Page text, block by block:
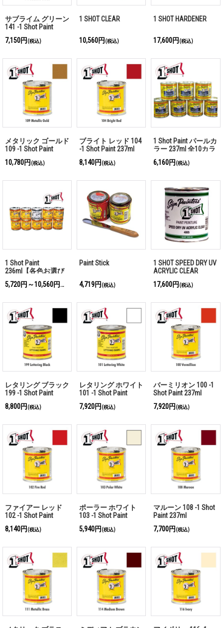
サブライム グリーン
141 -1 Shot Paint
7,150円 (税込)
1 SHOT CLEAR
10,560円 (税込)
1 SHOT HARDENER
17,600円 (税込)
メタリック ゴールド
109 -1 Shot Paint
10,780円 (税込)
ブライト レッド 104
-1 Shot Paint 237ml
8,140円 (税込)
1 Shot Paint パールカ
ラー 237ml 全10カラ
6,160円 (税込)
1 Shot Paint
236ml【各色お選び
5,720円～10,560円
(税込)
Paint Stick
4,719円 (税込)
1 SHOT SPEED DRY UV
ACRYLIC CLEAR
17,600円 (税込)
レタリング ブラック
199 -1 Shot Paint
237ml
8,800円 (税込)
レタリング ホワイト
101 -1 Shot Paint
237ml
7,920円 (税込)
バーミリオン 100 -1
Shot Paint 237ml
7,920円 (税込)
ファイアー レッド
102 -1 Shot Paint
8,140円(税込)
ポーラー ホワイト
103 -1 Shot Paint
5,940円(税込)
マルーン 108 -1 Shot
Paint 237ml
7,700円(税込)